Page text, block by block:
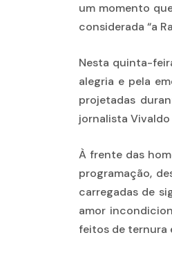
um momento
considerada “a
Nesta quinta-
alegria e pela
projetadas
jornalista Vivaldo
À frente das
programação,
carregadas de
amor
feitos de ternura